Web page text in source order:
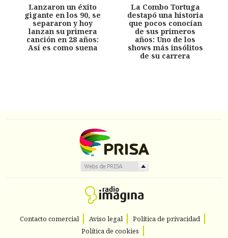
Lanzaron un éxito
gigante en los 90, se
separaron y hoy
lanzan su primera
canción en 28 años:
Así es como suena
La Combo Tortuga
destapó una historia
que pocos conocían
de sus primeros
años: Uno de los
shows más insólitos
de su carrera
Contacto comercial Aviso legal
Política de privacidad
Política de cookies